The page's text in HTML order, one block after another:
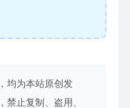
均为本站原创发
禁止复制、盗用、